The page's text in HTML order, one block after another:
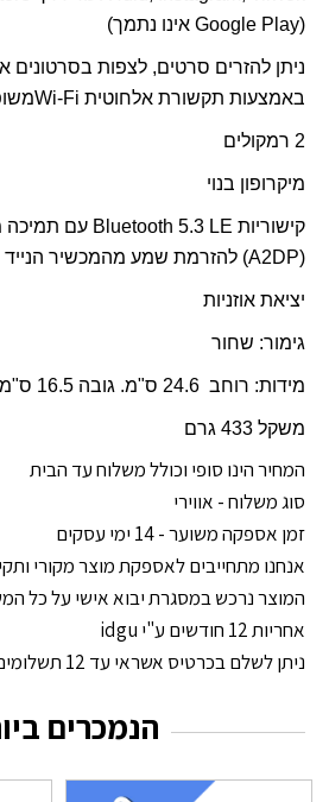
(
Google Play אינו נתמך)
ניתן להזרים סרטים, לצפות
באמצעות תקשורת אלחוטית Wi-Fi
2 רמקולים
מיקרופון בנוי
קישוריות Bluetooth 5.3 LE עם תמיכה
(
A2DP) להזרמת שמע מהמכשיר
יציאת אוזניות
גימור: שחור
מידות: רוחב 24.6 ס"מ. גובה 16.5 ס"מ. עומק 0.86 ס"מ
משקל 433 גרם
המחיר הינו סופי וכולל משלוח עד הבית
סוג משלוח - אווירי
זמן אספקה משוער - 14 ימי עסקים
אנחנו מתחייבים לאספקת מוצר מקורי
המוצר נרכש במסגרת יבוא אישי על כל
אחריות 12 חודשים ע"י idgu
ניתן לשלם בכרטיס אשראי עד 12 תשלומים (בתוספת ריבית)
הנמכרים